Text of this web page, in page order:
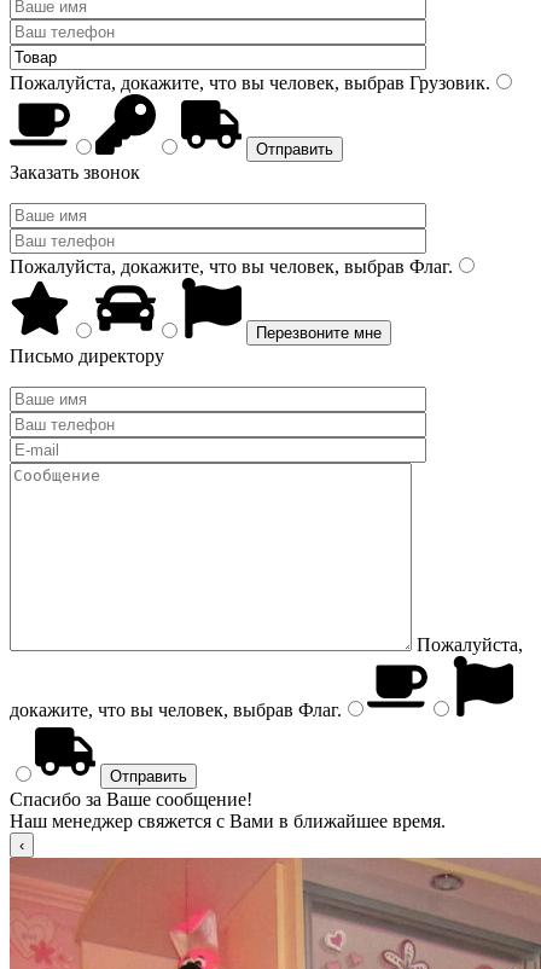
Пожалуйста, докажите, что вы человек, выбрав Грузовик.
Заказать звонок
Пожалуйста, докажите, что вы человек, выбрав Флаг.
Письмо директору
Пожалуйста,
докажите, что вы человек, выбрав Флаг.
Спасибо за Ваше сообщение!
Наш менеджер свяжется с Вами в ближайшее время.